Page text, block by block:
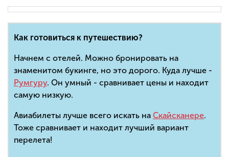
Как готовиться к путешествию?
Начнем с отелей. Можно бронировать на
знаменитом букинге, но это дорого. Куда лучше -
Румгуру. Он умный - сравнивает цены и находит
самую низкую.
Авиабилеты лучше всего искать на Скайсканере.
Тоже сравнивает и находит лучший вариант
перелета!